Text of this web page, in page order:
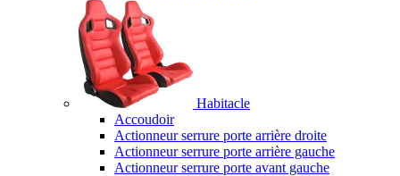
Habitacle
Accoudoir
Actionneur serrure porte arrière droite
Actionneur serrure porte arrière gauche
Actionneur serrure porte avant gauche